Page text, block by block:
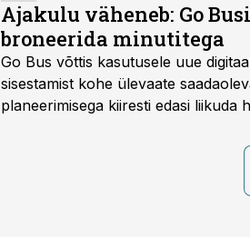
Ajakulu väheneb: Go
broneerida minutitega
Go Bus võttis kasutusele uue
sisestamist kohe ülevaate
planeerimisega kiiresti edasi liikuda